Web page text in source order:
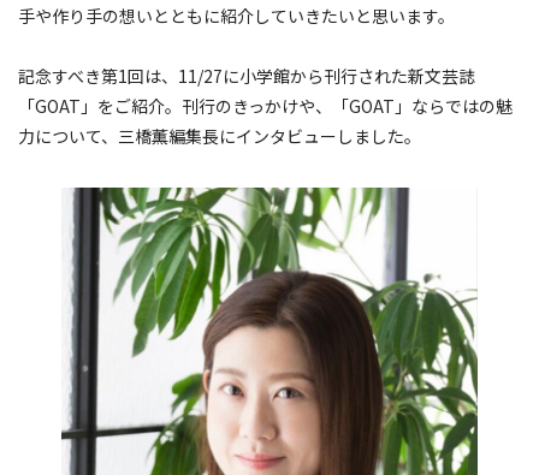
手や作り手の想いとともに紹介していきたいと思います。
記念すべき第1回は、11/27に小学館から刊行された新文芸誌
「GOAT」をご紹介。刊行のきっかけや、「GOAT」ならではの魅
力について、三橋薫編集長にインタビューしました。